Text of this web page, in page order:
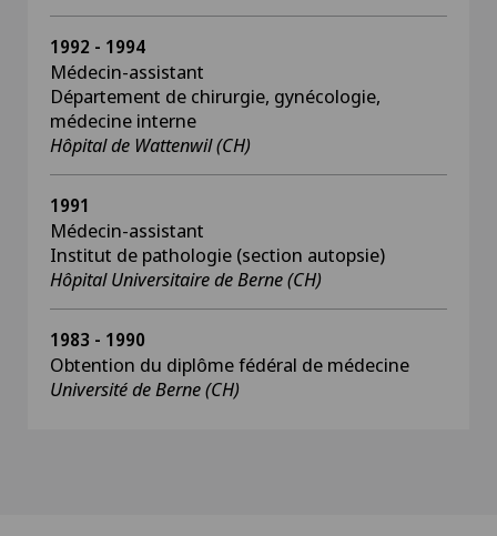
1992 - 1994
Médecin-assistant
Département de chirurgie, gynécologie,
médecine interne
Hôpital de Wattenwil (CH)
1991
Médecin-assistant
Institut de pathologie (section autopsie)
Hôpital Universitaire de Berne (CH)
1983 - 1990
Obtention du diplôme fédéral de médecine
Université de Berne (CH)